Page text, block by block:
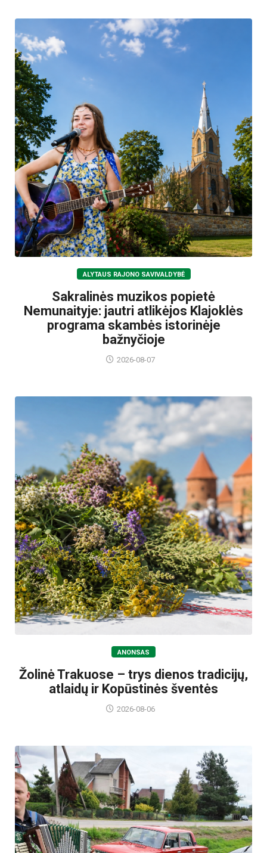
ALYTAUS RAJONO SAVIVALDYBĖ
Sakralinės muzikos popietė
Nemunaityje: jautri atlikėjos Klajoklės
programa skambės istorinėje
bažnyčioje
2026-08-07
ANONSAS
Žolinė Trakuose – trys dienos tradicijų,
atlaidų ir Kopūstinės šventės
2026-08-06